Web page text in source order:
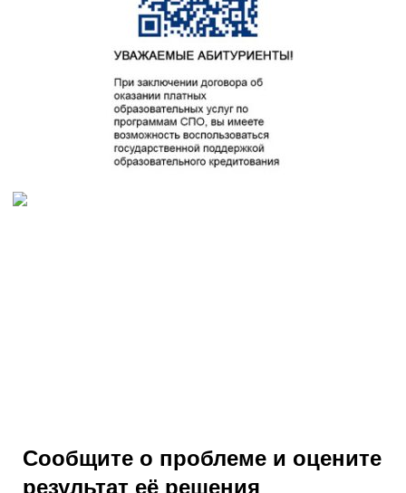
Сообщите о проблеме и оцените
результат её решения